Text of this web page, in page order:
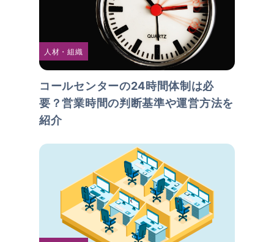
人材・組織
コールセンターの24時間体制は必
要？営業時間の判断基準や運営方法を
紹介